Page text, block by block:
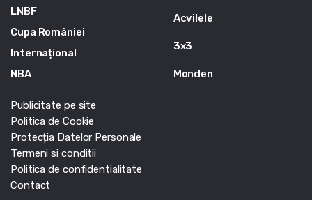
LNBF
Cupa României
Internațional
NBA
Acvilele
3x3
Monden
Publicitate pe site
Politica de Cookie
Protecția Datelor Personale
Termeni si conditii
Politica de confidentialitate
Contact